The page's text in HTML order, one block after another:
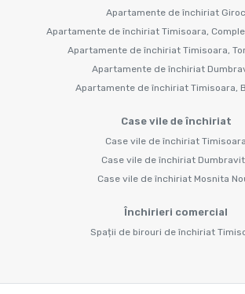
Apartamente de închiriat Giroc
Apartamente de închiriat Timisoara,
Apartamente de închiriat Timisoara,
Apartamente de închiriat
Apartamente de închiriat Timisoara,
Case vile de închiriat
Case vile de închiriat Timisoara
Case vile de închiriat
Case vile de închiriat Mosnita
Închirieri comercial
Spații de birouri de închiriat